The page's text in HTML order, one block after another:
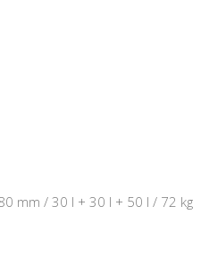
/ 30 l + 30 l + 50 l / 72 kg